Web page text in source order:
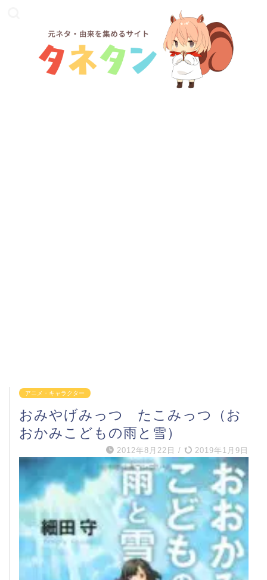
アニメ・キャラクター
おみやげみっつ たこみっつ（お
おかみこどもの雨と雪）
2012年8月22日 / 2019年1月9日